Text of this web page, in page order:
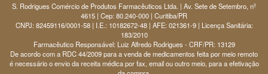
S. Rodrigues Comércio de Produtos Farmacêuticos Ltda. | Av. Sete de Setembro, nº
4615 | Cep: 80.240-000 | Curitiba/PR
CNPJ: 82459116/0001-58 | I.E.: 10182672-48 | AFE: 021361-9 | Licença Sanitária:
183/2010
Farmacêutico Responsável: Luiz Alfredo Rodrigues - CRF/PR: 13129
De acordo com a RDC 44/2009 para a venda de medicamentos feita por meio remoto
é necessário o envio da receita médica por fax, email ou outro meio, para a efetivação